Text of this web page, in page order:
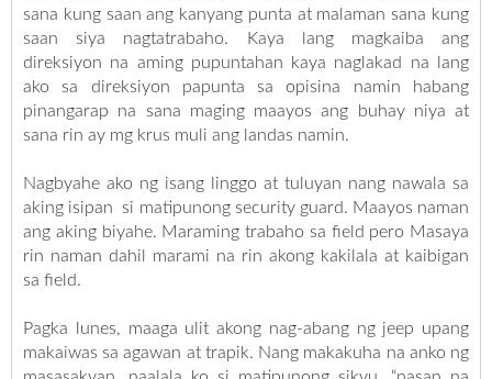
sana kung saan ang kanyang punta at malaman sana kung
saan siya nagtatrabaho. Kaya lang magkaiba ang
direksiyon na aming pupuntahan kaya naglakad na lang
ako sa direksiyon papunta sa opisina namin habang
pinangarap na sana maging maayos ang buhay niya at
sana rin ay mg krus muli ang landas namin.
Nagbyahe ako ng isang linggo at tuluyan nang nawala sa
aking isipan si matipunong security guard. Maayos naman
ang aking biyahe. Maraming trabaho sa field pero Masaya
rin naman dahil marami na rin akong kakilala at kaibigan
sa field.
Pagka lunes, maaga ulit akong nag-abang ng jeep upang
makaiwas sa agawan at trapik. Nang makakuha na anko ng